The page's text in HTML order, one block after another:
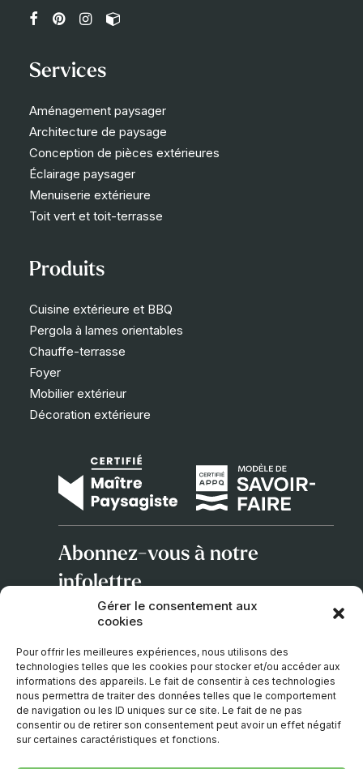
Gérer le consentement aux
cookies
Pour offrir les meilleures expériences, nous utilisons des
technologies telles que les cookies pour stocker et/ou accéder aux
informations des appareils. Le fait de consentir à ces technologies
nous permettra de traiter des données telles que le comportement
de navigation ou les ID uniques sur ce site. Le fait de ne pas
consentir ou de retirer son consentement peut avoir un effet négatif
sur certaines caractéristiques et fonctions.
Services
Aménagement paysager
Architecture de paysage
Conception de pièces extérieures
Éclairage paysager
Menuiserie extérieure
Toit vert et toit-terrasse
Produits
Cuisine extérieure et BBQ
Pergola à lames orientables
Chauffe-terrasse
Foyer
Mobilier extérieur
Décoration extérieure
Abonnez-vous à notre
infolettre
Adresse
courriel